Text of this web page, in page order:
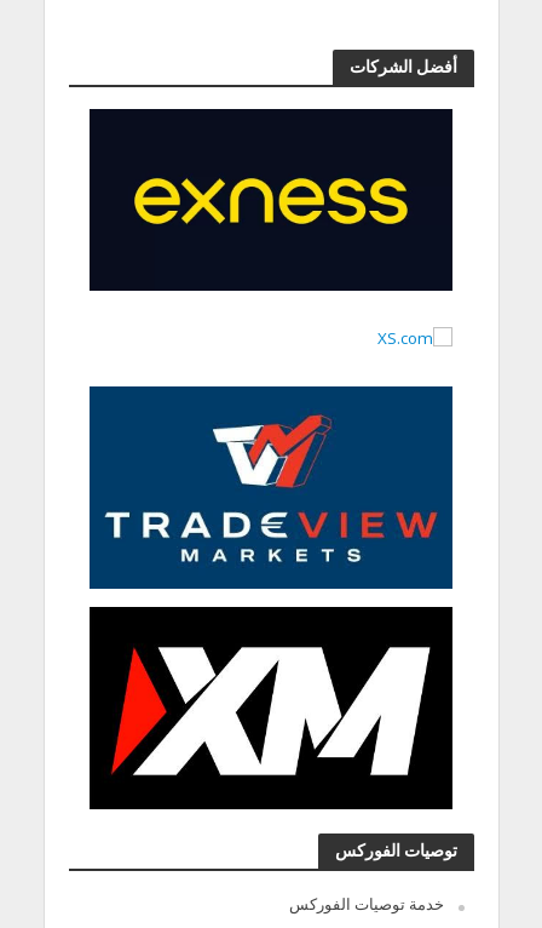
أفضل الشركات
توصيات الفوركس
خدمة توصيات الفوركس